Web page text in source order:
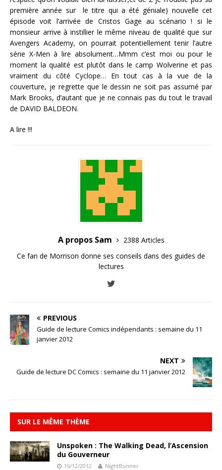
première année sur le titre qui a été géniale) nouvelle cet
épisode voit l’arrivée de Cristos Gage au scénario ! si le
monsieur arrive à instillier le même niveau de qualité que sur
Avengers Academy, on pourrait potentiellement tenir l’autre
série X-Men à lire absolument…Mmm c’est moi ou pour le
moment la qualité est plutôt dans le camp Wolverine et pas
vraiment du côté Cyclope… En tout cas à la vue de la
couverture, je regrette que le dessin ne soit pas assumé par
Mark Brooks, d’autant que je ne connais pas du tout le travail
de DAVID BALDEON.
A lire !!!
A propos Sam
2388 Articles
Ce fan de Morrison donne ses conseils dans des guides de
lectures
PREVIOUS
Guide de lecture Comics indépendants : semaine du 11
janvier 2012
NEXT
Guide de lecture DC Comics : semaine du 11 janvier 2012
SUR LE MÊME THÈME
Unspoken : The Walking Dead, l’Ascension
du Gouverneur
16/12/2012 NightRunner